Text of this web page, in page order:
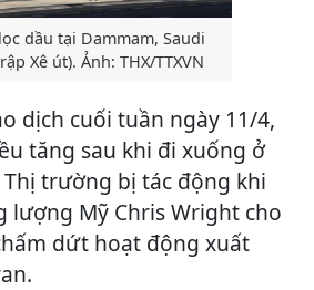
dầu tại Dammam, Saudi
Xê út). Ảnh: THX/TTXVN
dịch cuối tuần ngày 11/4,
tăng sau khi đi xuống ở
trường bị tác động khi
lượng Mỹ Chris Wright cho
dứt hoạt động xuất